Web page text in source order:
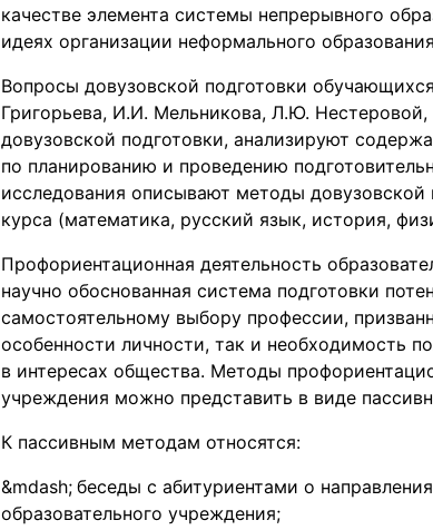
качестве элемента системы непрерывного
идеях организации неформального
Вопросы довузовской подготовки
Григорьева, И.И. Мельникова, Л.Ю.
довузовской подготовки, анализируют
по планированию и проведению
исследования описывают методы
курса (математика, русский язык, история,
Профориентационная деятельность
научно обоснованная система подготовки
самостоятельному выбору профессии,
особенности личности, так и необходимость
в интересах общества. Методы
учреждения можно представить в виде
К пассивным методам относятся:
беседы с абитуриентами о
образовательного учреждения;